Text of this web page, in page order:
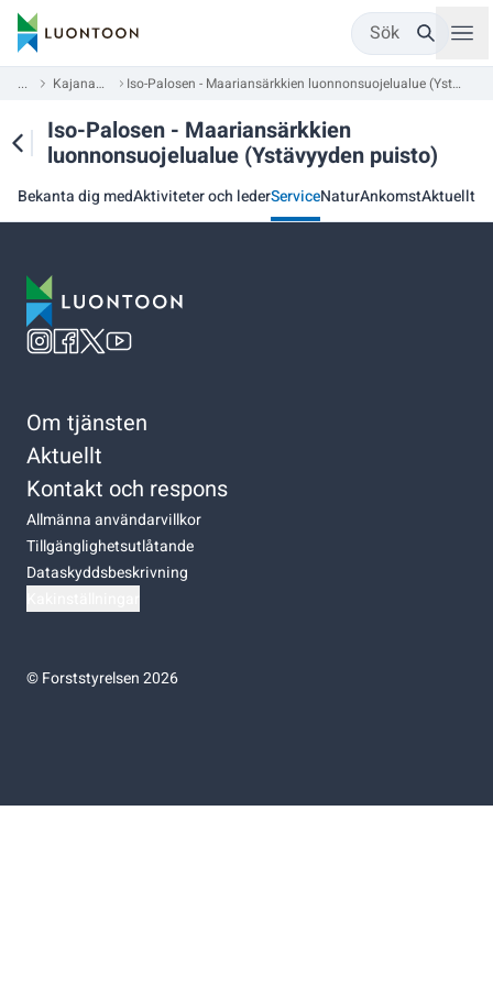
Sök
... Kajanaland Iso-Palosen - Maariansärkkien luonnonsuojelualue (Ystävyyden puisto)
Iso-Palosen - Maariansärkkien
luonnonsuojelualue (Ystävyyden puisto)
Bekanta dig medAktiviteter och lederServiceNaturAnkomstAktuellt
Om tjänsten
Aktuellt
Kontakt och respons
Allmänna användarvillkor
Tillgänglighetsutlåtande
Dataskyddsbeskrivning
©Forststyrelsen 2026